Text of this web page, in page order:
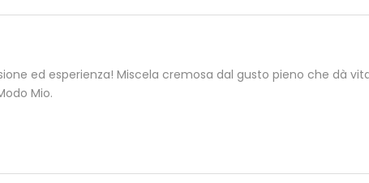
ed esperienza! Miscela cremosa dal gusto pieno che dà
Mio.